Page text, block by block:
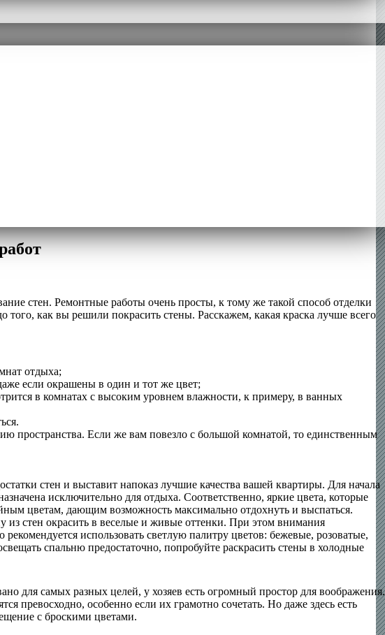
стен. Ремонтные работы очень просты, к тому же такой способ отделки
как вы решили покрасить стены. Расскажем, какая краска лучше всего
отдыха;
если окрашены в один и тот же цвет;
в комнатах с высоким уровнем влажности, к примеру, в ванных
пространства. Если же вам повезло с большой комнатой, то единственным
стен и выставит напоказ лучшие качества вашей квартиры. Для начала
исключительно для отдыха. Соответственно, яркие цвета, которые
цветам, дающим возможность максимально отдохнуть и выспаться.
стен окрасить в веселые и живые оттенки. При этом внимания
использовать светлую палитру цветов: бежевые, розоватые,
спальню предостаточно, попробуйте раскрасить стены в холодные
для самых разных целей, у хозяев есть огромный простор для воображения.
превосходно, особенно если их грамотно сочетать. Но даже здесь есть
с броскими цветами.